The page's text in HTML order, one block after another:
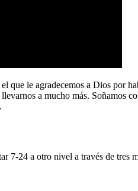
que le agradecemos a Dios por
a mucho más.
7-24 a otro nivel a través de tres